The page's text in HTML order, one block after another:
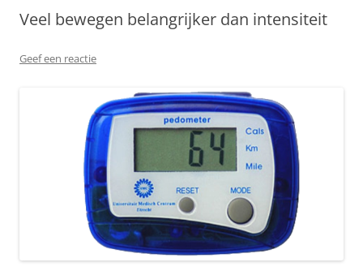
Veel bewegen belangrijker dan intensiteit
Geef een reactie